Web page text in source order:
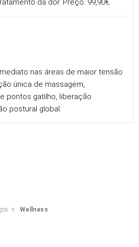
da dor. Preço: 99,90€.
nas áreas de maior tensão
única de massagem,
pontos gatilho, liberação
postural global.
Wellness